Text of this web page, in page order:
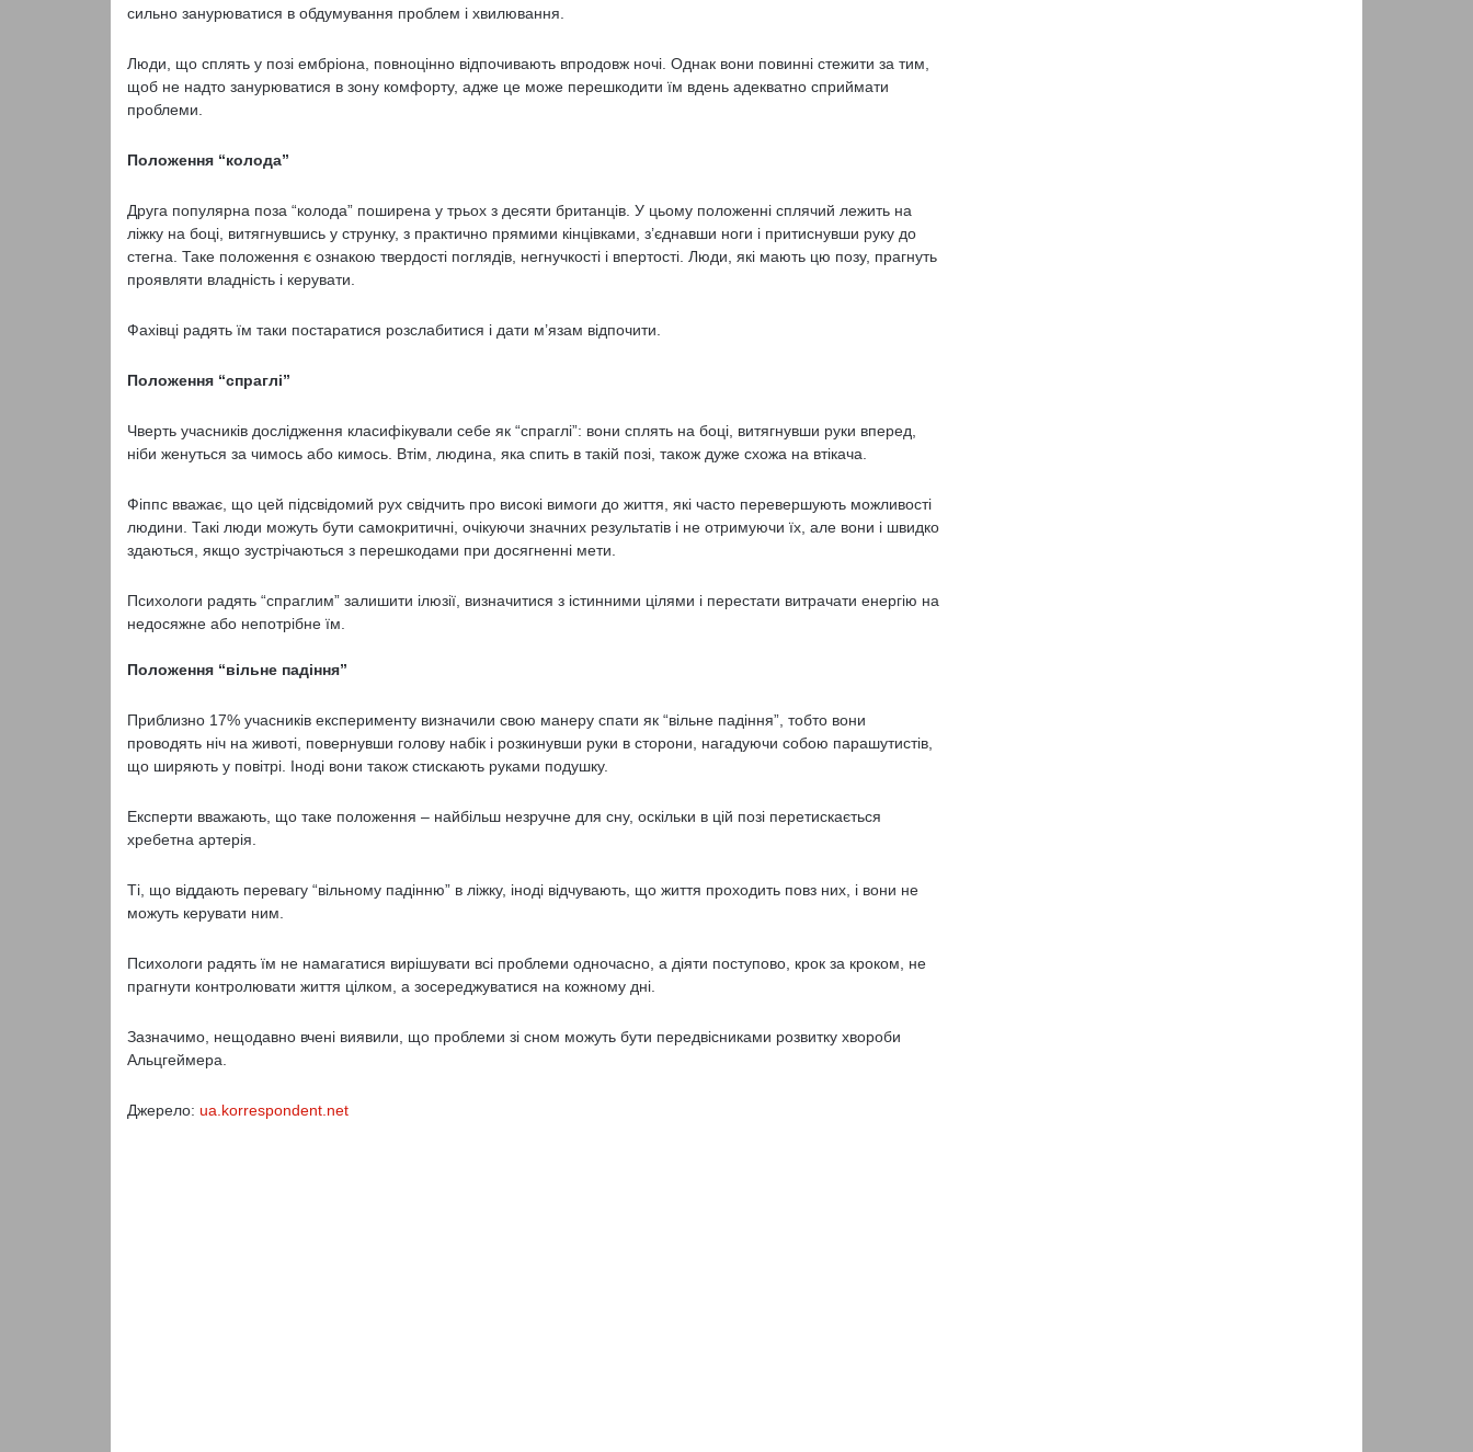
сильно занурюватися в обдумування проблем і хвилювання.
Люди, що сплять у позі ембріона, повноцінно відпочивають впродовж ночі. Однак вони повинні стежити за тим,
щоб не надто занурюватися в зону комфорту, адже це може перешкодити їм вдень адекватно сприймати
проблеми.
Положення “колода”
Друга популярна поза “колода” поширена у трьох з десяти британців. У цьому положенні сплячий лежить на
ліжку на боці, витягнувшись у струнку, з практично прямими кінцівками, з’єднавши ноги і притиснувши руку до
стегна. Таке положення є ознакою твердості поглядів, негнучкості і впертості. Люди, які мають цю позу, прагнуть
проявляти владність і керувати.
Фахівці радять їм таки постаратися розслабитися і дати м’язам відпочити.
Положення “спраглі”
Чверть учасників дослідження класифікували себе як “спраглі”: вони сплять на боці, витягнувши руки вперед,
ніби женуться за чимось або кимось. Втім, людина, яка спить в такій позі, також дуже схожа на втікача.
Фіппс вважає, що цей підсвідомий рух свідчить про високі вимоги до життя, які часто перевершують можливості
людини. Такі люди можуть бути самокритичні, очікуючи значних результатів і не отримуючи їх, але вони і швидко
здаються, якщо зустрічаються з перешкодами при досягненні мети.
Психологи радять “спраглим” залишити ілюзії, визначитися з істинними цілями і перестати витрачати енергію на
недосяжне або непотрібне їм.
Положення “вільне падіння”
Приблизно 17% учасників експерименту визначили свою манеру спати як “вільне падіння”, тобто вони
проводять ніч на животі, повернувши голову набік і розкинувши руки в сторони, нагадуючи собою парашутистів,
що ширяють у повітрі. Іноді вони також стискають руками подушку.
Експерти вважають, що таке положення – найбільш незручне для сну, оскільки в цій позі перетискається
хребетна артерія.
Ті, що віддають перевагу “вільному падінню” в ліжку, іноді відчувають, що життя проходить повз них, і вони не
можуть керувати ним.
Психологи радять їм не намагатися вирішувати всі проблеми одночасно, а діяти поступово, крок за кроком, не
прагнути контролювати життя цілком, а зосереджуватися на кожному дні.
Зазначимо, нещодавно вчені виявили, що проблеми зі сном можуть бути передвісниками розвитку хвороби
Альцгеймера.
Джерело: ua.korrespondent.net